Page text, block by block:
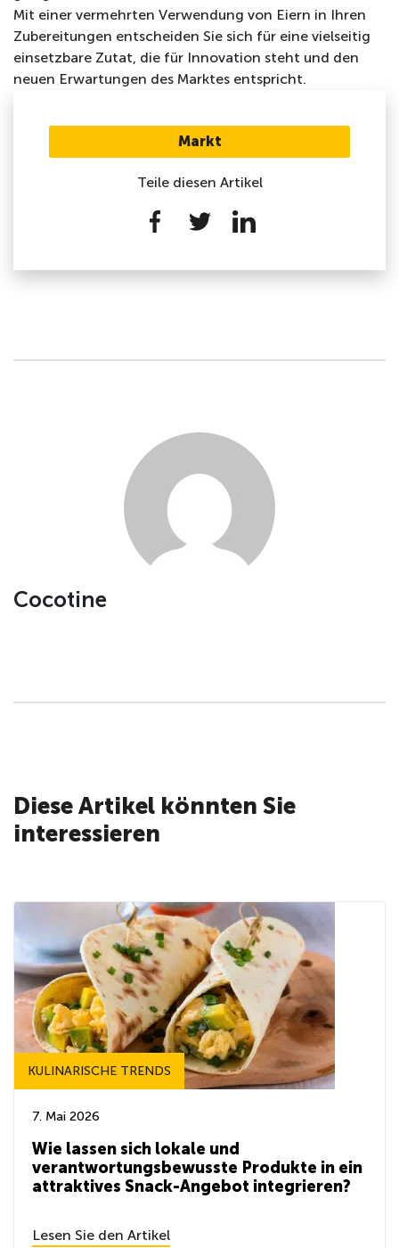
Markt
Teile diesen Artikel
Mit einer vermehrten Verwendung von Eiern in Ihren
Zubereitungen entscheiden Sie sich für eine vielseitig
einsetzbare Zutat, die für Innovation steht und den
neuen Erwartungen des Marktes entspricht.
Cocotine
Diese Artikel könnten Sie
interessieren
KULINARISCHE TRENDS
7. Mai 2026
Wie lassen sich lokale und
verantwortungsbewusste Produkte in ein
attraktives Snack-Angebot integrieren?
Lesen Sie den Artikel